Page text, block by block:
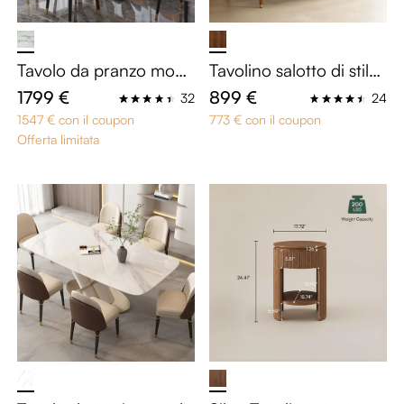
Tavolo da pranzo mode
rno Jenpeg in finto ma
rmo bianco da 55 polli
ci per 4 persone
1799 €
32
1547 € con il coupon
Offerta limitata
Tavolino salotto di stile
medio evo
899 €
24
773 € con il coupon